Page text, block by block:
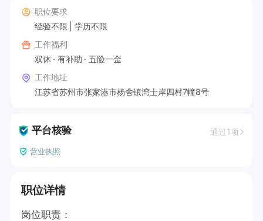
职位要求
经验不限
学历不限
工作福利
双休
有补助
五险一金
工作地址
江苏省苏州市张家港市杨舍镇湾士岸四村7幢8号
平台核验 通过1项
营业执照
职位详情
岗位职责：